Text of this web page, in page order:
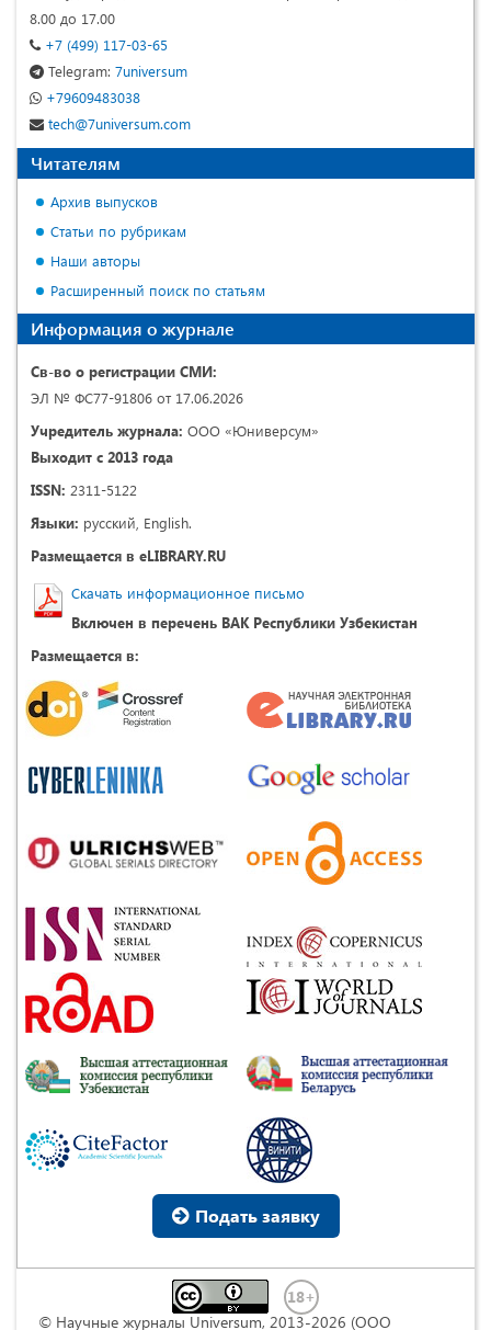
8.00 до 17.00
+7 (499) 117-03-65
Telegram: 7universum
+79609483038
tech@7universum.com
Читателям
Архив выпусков
Статьи по рубрикам
Наши авторы
Расширенный поиск по статьям
Информация о журнале
Св-во о регистрации СМИ:
ЭЛ № ФС77-91806 от 17.06.2026
Учредитель журнала: ООО «Юниверсум»
Выходит с 2013 года
ISSN: 2311-5122
Языки: русский, English.
Размещается в eLIBRARY.RU
Скачать информационное письмо
Включен в перечень ВАК Республики Узбекистан
Размещается в:
Подать заявку
© Научные журналы Universum, 2013-2026 (ООО